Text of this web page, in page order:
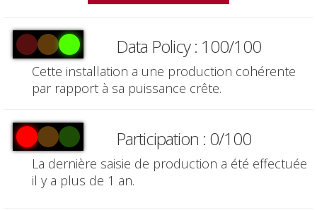
Data Policy : 100/100
Cette installation a une production cohérente
par rapport à sa puissance crête.
Participation : 0/100
La dernière saisie de production a été effectuée
il y a plus de 1 an.